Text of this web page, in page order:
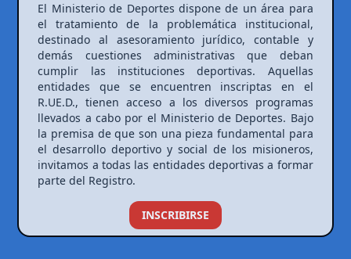
El Ministerio de Deportes dispone de un área para
el tratamiento de la problemática institucional,
destinado al asesoramiento jurídico, contable y
demás cuestiones administrativas que deban
cumplir las instituciones deportivas. Aquellas
entidades que se encuentren inscriptas en el
R.UE.D., tienen acceso a los diversos programas
llevados a cabo por el Ministerio de Deportes. Bajo
la premisa de que son una pieza fundamental para
el desarrollo deportivo y social de los misioneros,
invitamos a todas las entidades deportivas a formar
parte del Registro.
INSCRIBIRSE